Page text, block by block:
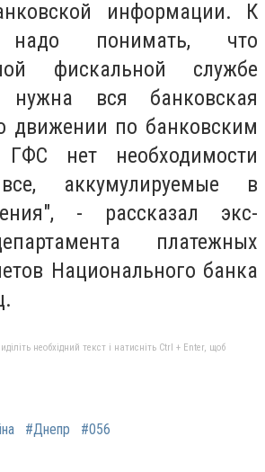
информации. К
понимать, что
фискальной службе
вся банковская
движении по банковским
нет необходимости
аккумулируемые в
- рассказал экс-
платежных
Национального банка
необхідний текст і натисніть Ctrl + Enter, щоб
#Днепр #056